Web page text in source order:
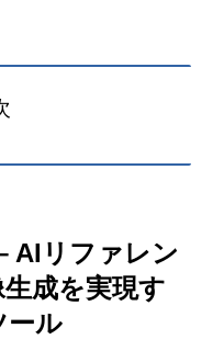
AIリファレン
成を実現す
ール